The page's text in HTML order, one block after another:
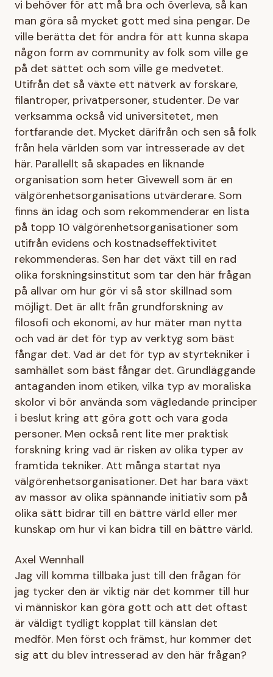
vi behöver för att må bra och överleva, så kan
man göra så mycket gott med sina pengar. De
ville berätta det för andra för att kunna skapa
någon form av community av folk som ville ge
på det sättet och som ville ge medvetet.
Utifrån det så växte ett nätverk av forskare,
filantroper, privatpersoner, studenter. De var
verksamma också vid universitetet, men
fortfarande det. Mycket därifrån och sen så folk
från hela världen som var intresserade av det
här. Parallellt så skapades en liknande
organisation som heter Givewell som är en
välgörenhetsorganisations utvärderare. Som
finns än idag och som rekommenderar en lista
på topp 10 välgörenhetsorganisationer som
utifrån evidens och kostnadseffektivitet
rekommenderas. Sen har det växt till en rad
olika forskningsinstitut som tar den här frågan
på allvar om hur gör vi så stor skillnad som
möjligt. Det är allt från grundforskning av
filosofi och ekonomi, av hur mäter man nytta
och vad är det för typ av verktyg som bäst
fångar det. Vad är det för typ av styrtekniker i
samhället som bäst fångar det. Grundläggande
antaganden inom etiken, vilka typ av moraliska
skolor vi bör använda som vägledande principer
i beslut kring att göra gott och vara goda
personer. Men också rent lite mer praktisk
forskning kring vad är risken av olika typer av
framtida tekniker. Att många startat nya
välgörenhetsorganisationer. Det har bara växt
av massor av olika spännande initiativ som på
olika sätt bidrar till en bättre värld eller mer
kunskap om hur vi kan bidra till en bättre värld.
Axel Wennhall
Jag vill komma tillbaka just till den frågan för
jag tycker den är viktig när det kommer till hur
vi människor kan göra gott och att det oftast
är väldigt tydligt kopplat till känslan det
medför. Men först och främst, hur kommer det
sig att du blev intresserad av den här frågan?